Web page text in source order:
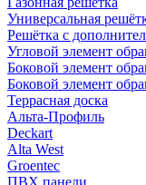
Универсальная
Решётка с
Угловой элемент
Боковой элемент
Боковой элемент
Террасная доска
Альта-Профиль
Deckart
Alta West
Groentec
ПВХ панели